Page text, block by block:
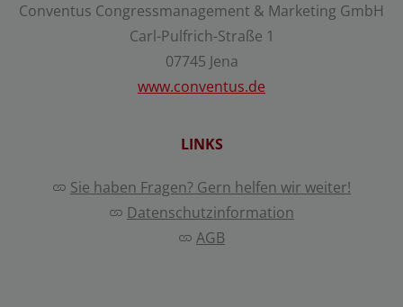
Conventus Congressmanagement & Marketing GmbH
Carl-Pulfrich-Straße 1
07745 Jena
www.conventus.de
LINKS
Sie haben Fragen? Gern helfen wir weiter!
Datenschutzinformation
AGB
Alle auswählen
Speichern
Details anzeigen
Impressum | Datenschutz